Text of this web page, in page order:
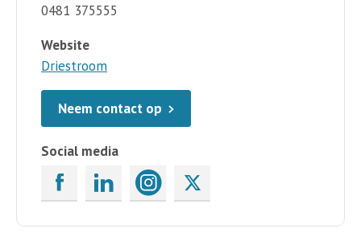
0481 375555
Website
Driestroom
Neem contact op
Social media